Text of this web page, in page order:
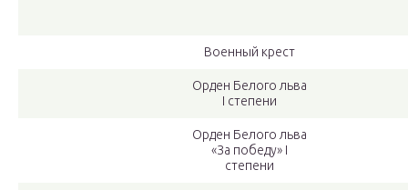
Военный крест
Орден Белого льва
I степени
Орден Белого льва
«За победу» I
степени